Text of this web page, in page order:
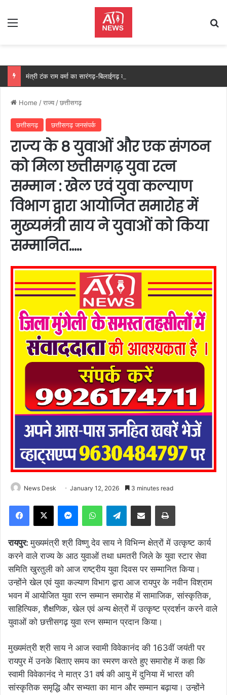
Menu
Home /राज्य /छत्तीसगढ़
छत्तीसगढ़ छत्तीसगढ़ जनसंपर्क
राज्य के 8 युवाओं और एक संगठन
को मिला छत्तीसगढ़ युवा रत्न
सम्मान : खेल एवं युवा कल्याण
विभाग द्वारा आयोजित समारोह में
मुख्यमंत्री साय ने युवाओं को किया
सम्मानित…..
News Desk January 12, 2026 3 minutes read
Facebook
X MessengerWhatsAppTelegramShare via Email Print
रायपुर:मुख्यमंत्री श्री विष्णु देव साय ने विभिन्न क्षेत्रों में उत्कृष्ट कार्य
करने वाले राज्य के आठ युवाओं तथा धमतरी जिले के युवा स्टार सेवा
समिति खुरतुली को आज राष्ट्रीय युवा दिवस पर सम्मानित किया।
उन्होंने खेल एवं युवा कल्याण विभाग द्वारा आज रायपुर के नवीन विश्राम
भवन में आयोजित युवा रत्न सम्मान समारोह में सामाजिक, सांस्कृतिक,
साहित्यिक, शैक्षणिक, खेल एवं अन्य क्षेत्रों में उत्कृष्ट प्रदर्शन करने वाले
युवाओं को छत्तीसगढ़ युवा रत्न सम्मान प्रदान किया।
मुख्यमंत्री श्री साय ने आज स्वामी विवेकानंद की 163वीं जयंती पर
रायपुर में उनके बिताए समय का स्मरण करते हुए समारोह में कहा कि
स्वामी विवेकानंद ने मात्र 31 वर्ष की आयु में दुनिया में भारत की
सांस्कृतिक समृद्धि और सभ्यता का मान और सम्मान बढ़ाया। उन्होंने